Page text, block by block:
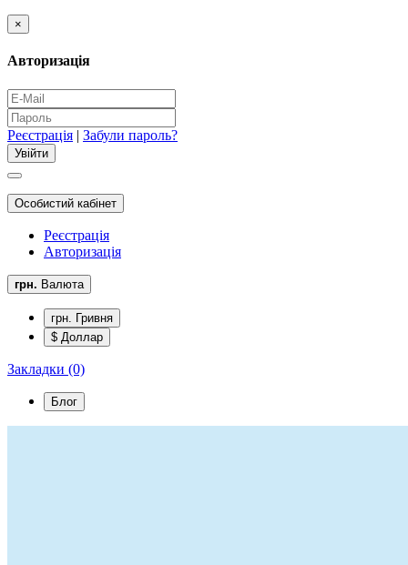
×
Авторизація
Реєстрація | Забули пароль?
Особистий кабінет
Реєстрація
Авторизація
грн. Валюта
грн. Гривня
$ Доллар
Закладки (0)
Блог